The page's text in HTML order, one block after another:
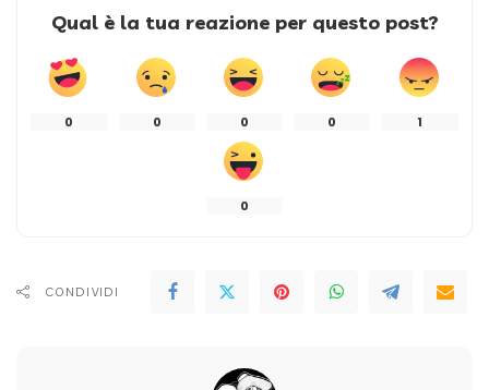
Qual è la tua reazione per questo post?
0 0 0 0 1
0
CONDIVIDI